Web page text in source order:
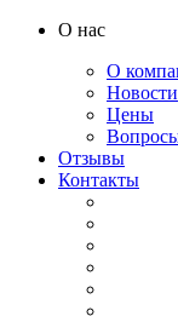
О нас
О
Новости
Цены
Отзывы
Контакты